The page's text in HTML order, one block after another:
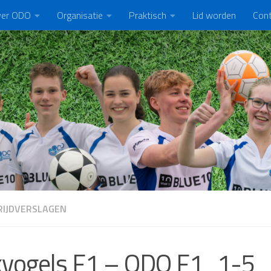
ODO Organisatie Praktisch Lid worden
F1 – ODO F1 1-5